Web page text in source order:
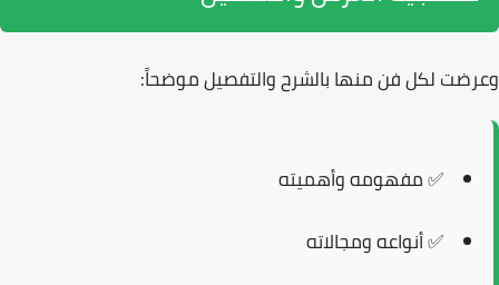
وعرضت لكل فن منها بالشرح والتفصيل موضحاً:
✅مفهومهوأهميته
✅أنواعهومجالاته